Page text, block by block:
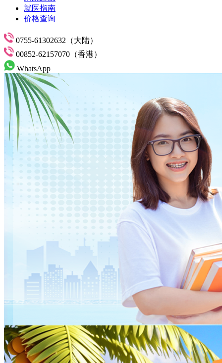
就医指南
价格查询
0755-61302632（大陆）
00852-62157070（香港）
WhatsApp